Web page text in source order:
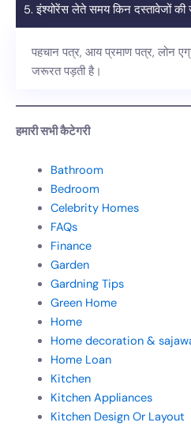
5. इंश्योरेंस लेते समय किन दस्तावेजों की
पहचान पत्र, आय प्रमाण पत्र, लोन
जरूरत पड़ती है।
हमारी सभी कैटेगरी
Bathroom
Bedroom
Celebrity Homes
FAQs
Finance
Garden
Gardning Tips
Green Home
Home
Home decoration &
Home Loan
Kitchen
Kitchen Appliances
Kitchen Design Or Layout